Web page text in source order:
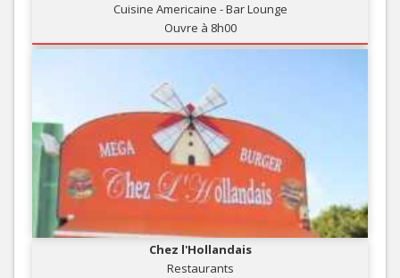
Cuisine Americaine - Bar Lounge
Ouvre à 8h00
Chez l'Hollandais
Restaurants